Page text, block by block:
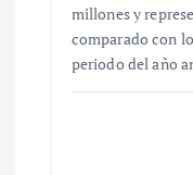
millones y
comparado con
periodo del año